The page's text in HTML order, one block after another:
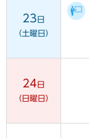
23 日
（土曜日）
24 日
（日曜日）